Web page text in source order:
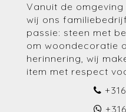
Vanuit de
wij ons
passie: steen met
om woondecoratie
herinnering, wij
item met respect